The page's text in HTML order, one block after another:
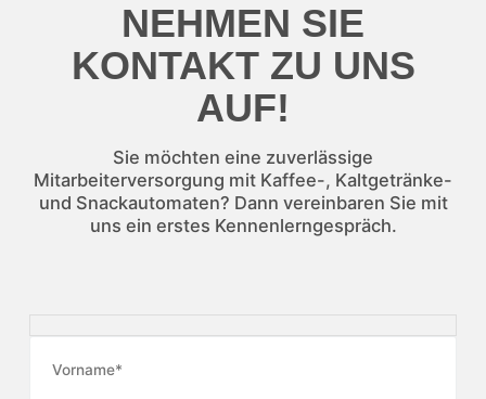
NEHMEN SIE
KONTAKT ZU UNS
AUF!
Sie möchten eine zuverlässige
Mitarbeiterversorgung mit Kaffee-, Kaltgetränke-
und Snackautomaten? Dann vereinbaren Sie mit
uns ein erstes Kennenlerngespräch.